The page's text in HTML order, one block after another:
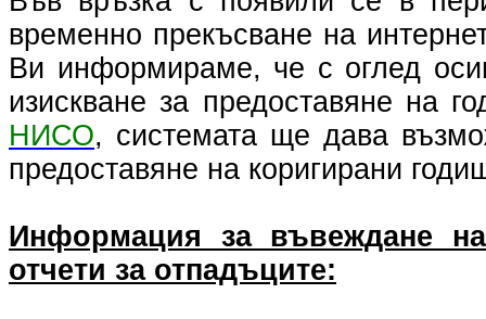
временно прекъсване на
Ви информираме, че с оглед
изискване за предоставяне на
НИСО, системата ще дава
предоставяне на коригирани
Информация за въвеждане
отчети за отпадъците: